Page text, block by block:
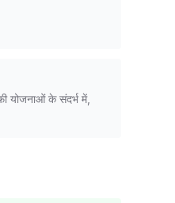
योजनाओं के संदर्भ में,